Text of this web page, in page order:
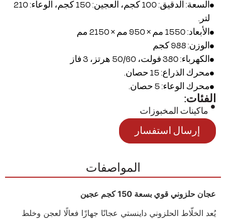
السعة: الدقيق: 100 كجم، العجين: 150 كجم، الوعاء: 210
لتر.
الأبعاد: 1550 مم × 950 مم × 2150 مم
الوزن: 988 كجم
الكهرباء: 380 فولت، 50/60 هرتز، 3 فاز
محرك الذراع: 15 حصان.
محرك الوعاء: 5 حصان.
الفئات:
ماكينات المخبوزات
إرسال استفسار
المواصفات
عجان حلزوني قوي بسعة 150 كجم عجين
يُعد الخلّاط الحلزوني داينستي عجانًا جهازًا فعالًا لعجن وخلط